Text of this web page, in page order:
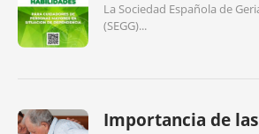
La Sociedad Española de
(SEGG)...
Importancia de